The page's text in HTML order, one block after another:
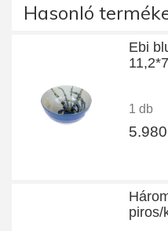
Hasonló
Ebi
1 db
piros/